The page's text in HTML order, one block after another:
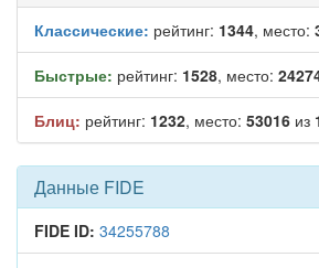
Классические: рейтинг: 1344, место:
Быстрые: рейтинг: 1528, место:
Блиц: рейтинг: 1232, место: 53016 из
Данные FIDE
FIDE ID: 34255788